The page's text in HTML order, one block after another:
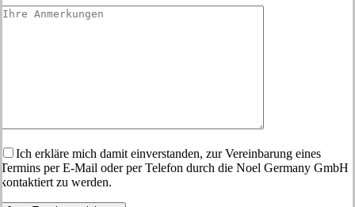
Ich erkläre mich damit einverstanden, zur Vereinbarung eines
Termins per E-Mail oder per Telefon durch die Noel Germany GmbH
kontaktiert zu werden.